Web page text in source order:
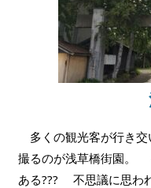
多くの観光客が行き交
撮るのが浅草橋街園。
ある??? 不思議に思わ